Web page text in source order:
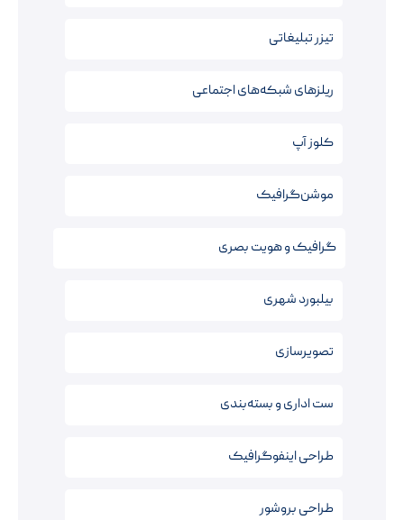
تیزر تبلیغاتی
ریلزهای شبکه‌های اجتماعی
کلوز آپ
موشن‌گرافیک
گرافیک و هویت بصری
بیلبورد شهری
تصویرسازی
ست اداری و بسته‌بندی
طراحی اینفوگرافیک
طراحی بروشور